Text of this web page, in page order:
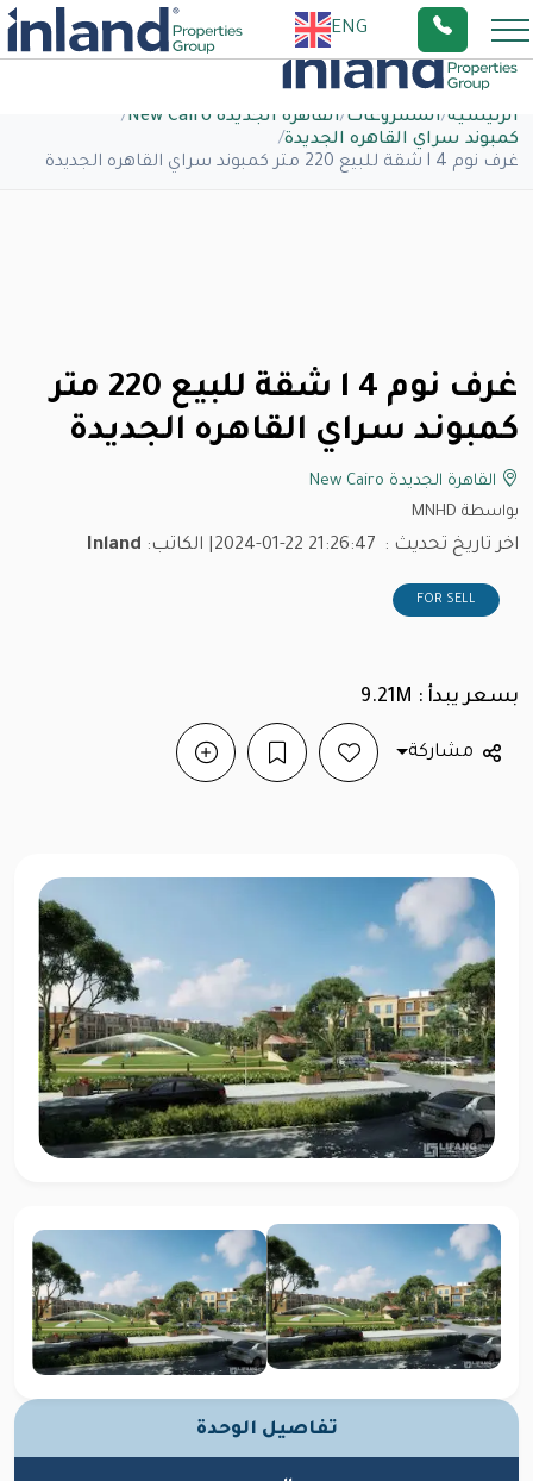
ENG
الرئيسية/المشروعات/القاهرة الجديدة New Cairo
/
كمبوند سراي القاهره الجديدة/
غرف نوم 4 l شقة للبيع 220 متر كمبوند سراي القاهره الجديدة
غرف نوم 4 l شقة للبيع 220 متر
كمبوند سراي القاهره الجديدة
القاهرة الجديدة New Cairo
بواسطة MNHD
اخر تاريخ تحديث : 2024-01-22 21:26:47 | الكاتب: Inland
FOR SELL
بسعر يبدأ : 9.21M
مشاركة
تفاصيل الوحدة